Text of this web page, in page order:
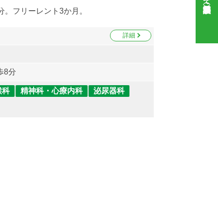
フリーレント3か月。
詳細
8分
科 精神科・心療内科 泌尿器科